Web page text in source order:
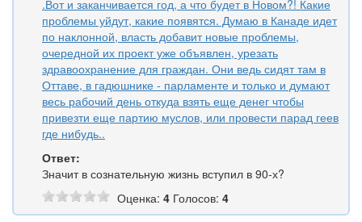
.Вот и заканчивается год, а что будет в Новом?! Какие
проблемы уйдут, какие появятся. Думаю в Канаде идет
по наклонной, власть добавит новые проблемы,
очередной их проект уже объявлен, урезать
здравоохранение для граждан. Они ведь сидят там в
Оттаве, в гадюшнике - парламенте и только и думают
весь рабочий день откуда взять еще денег чтобы
привезти еще партию муслов, или провести парад геев
где нибудь..
Ответ:
Значит в сознательную жизнь вступил в 90-х?
Оценка: 4 Голосов: 4